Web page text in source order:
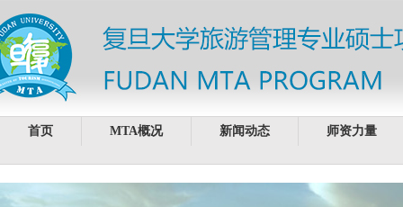
首页 MTA概况 新闻动态 师资力量